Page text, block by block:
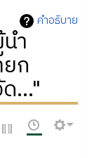
คำอธิบาย
ำ
ก
..."